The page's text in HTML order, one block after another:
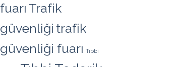
fuarı Trafik
güvenliği trafik
güvenliği fuarı Tıbbi